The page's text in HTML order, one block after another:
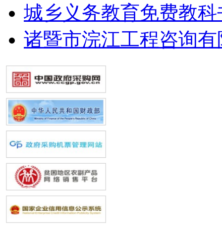
城乡义务教育免费教
诸暨市浣江工程咨询